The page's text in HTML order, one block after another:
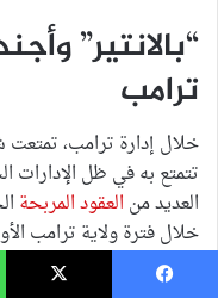
“بالانتير”
ترامب
خلال إدارة ترامب، تمتعت
تتمتع به في ظل الإدارات
العديد من العقود المربحة
خلال فترة ولاية ترامب
بوجود “ثيل” في فرق ترامب